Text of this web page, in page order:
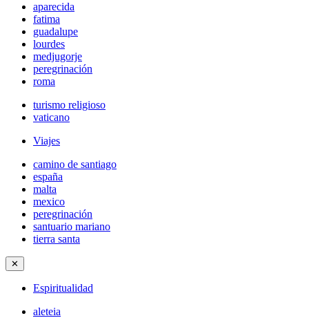
aparecida
fatima
guadalupe
lourdes
medjugorje
peregrinación
roma
turismo religioso
vaticano
Viajes
camino de santiago
españa
malta
mexico
peregrinación
santuario mariano
tierra santa
✕
Espiritualidad
aleteia